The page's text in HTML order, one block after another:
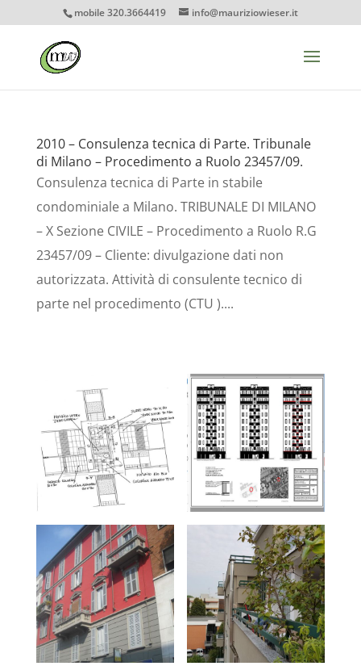
mobile 320.3664419 info@mauriziowieser.it
2010 – Consulenza tecnica di Parte. Tribunale
di Milano – Procedimento a Ruolo 23457/09.
Consulenza tecnica di Parte in stabile
condominiale a Milano. TRIBUNALE DI MILANO
– X Sezione CIVILE – Procedimento a Ruolo R.G
23457/09 – Cliente: divulgazione dati non
autorizzata. Attività di consulente tecnico di
parte nel procedimento (CTU )....